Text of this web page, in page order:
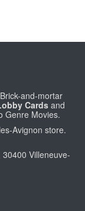
and-mortar
Cards and
Genre Movies.
Avignon store.
Villeneuve-